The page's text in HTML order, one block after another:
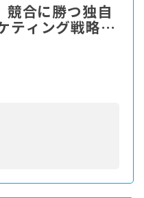
競合に勝つ独自
ティング戦略と